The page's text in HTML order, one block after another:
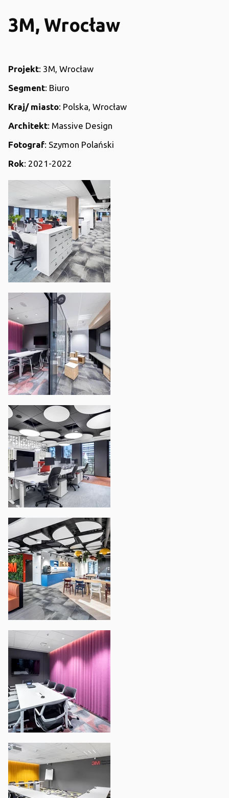
3M, Wrocław
Projekt: 3M, Wrocław
Segment: Biuro
Kraj/ miasto: Polska, Wrocław
Architekt: Massive Design
Fotograf: Szymon Polański
Rok: 2021-2022